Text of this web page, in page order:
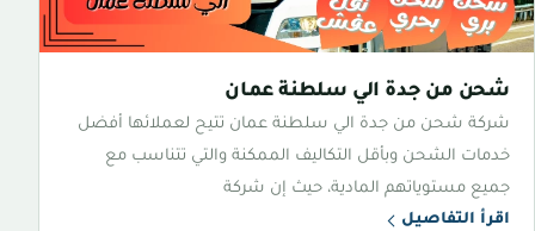
شحن من جدة الي سلطنة عمان
شركة شحن من جدة الي سلطنة عمان تتيح لعملائها أفضل
خدمات الشحن وبأقل التكاليف الممكنة والتي تتناسب مع
جميع مستوياتهم المادية، حيث إن شركة
اقرأ التفاصيل